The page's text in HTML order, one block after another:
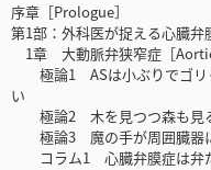
序章［Prologue］
第1部：外科医が捉える心臓弁
1章 大動脈弁狭窄症［
極論1 ASは小ぶりでゴリ
い
極論2 木を見つつ森も見る
極論3 魔の手が周囲臓器
コラム1 心臓弁膜症は弁